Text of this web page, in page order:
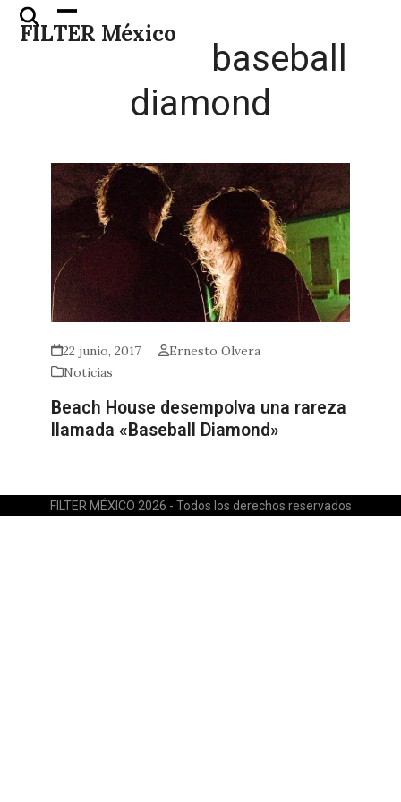
Skip
FILTER México
Open
mobile
Close
mobile
baseball
diamond
22 junio, 2017
Ernesto Olvera
Noticias
Beach House desempolva una rareza
llamada «Baseball Diamond»
FILTER MÉXICO 2026 - Todos los derechos reservados